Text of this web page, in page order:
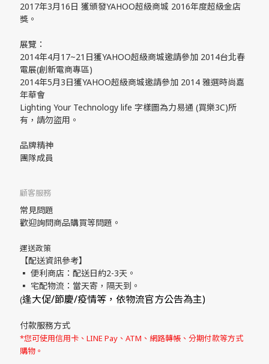
2017年3月16日 獲頒發YAHOO超級商城 2016年度超級金店
獎。
展覽：
2014年4月17~21日獲YAHOO超級商城邀請參加 2014台北春
電展(創新電商專區)
2014年5月3日獲YAHOO超級商城邀請參加 2014 雅選時尚嘉
年華會
Lighting Your Technology life 字樣圖為力易通 (買樂3C)所
有，請勿盜用。
品牌精神
團隊成員
顧客服務
常見問題
歡迎詢問商品購買等問題。
運送政策
【配送資訊參考】
▪ 便利商店：配送日約2-3天。
▪ 宅配物流：當天寄，隔天到。
(逢大促/節慶/疫情等，依物流官方公告為主)
付款服務方式
*您可使用信用卡、LINE Pay、ATM、網路轉帳、分期付款等方式
購物。